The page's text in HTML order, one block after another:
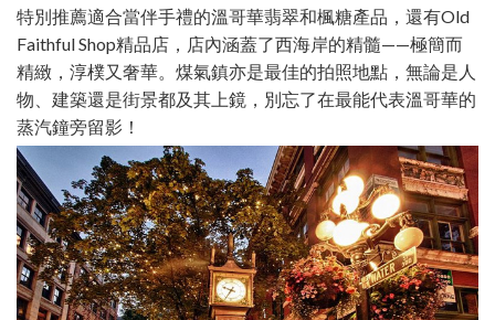
特別推薦適合當伴手禮的溫哥華翡翠和楓糖產品，還有Old
Faithful Shop精品店，店內涵蓋了西海岸的精髓——極簡而
精緻，淳樸又奢華。煤氣鎮亦是最佳的拍照地點，無論是人
物、建築還是街景都及其上鏡，別忘了在最能代表溫哥華的
蒸汽鐘旁留影！